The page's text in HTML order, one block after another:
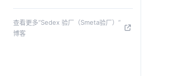
查看更多“Sedex 验厂（Smeta验厂）”
博客